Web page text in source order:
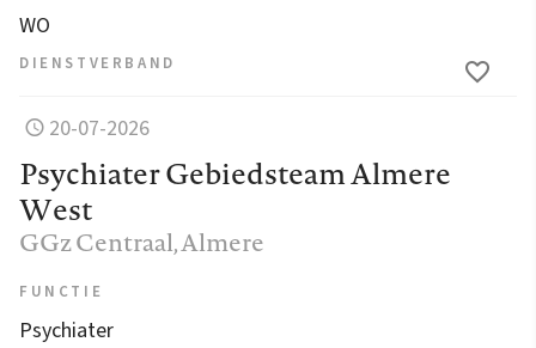
WO
DIENSTVERBAND
20-07-2026
Psychiater Gebiedsteam Almere
West
GGz Centraal, Almere
FUNCTIE
Psychiater